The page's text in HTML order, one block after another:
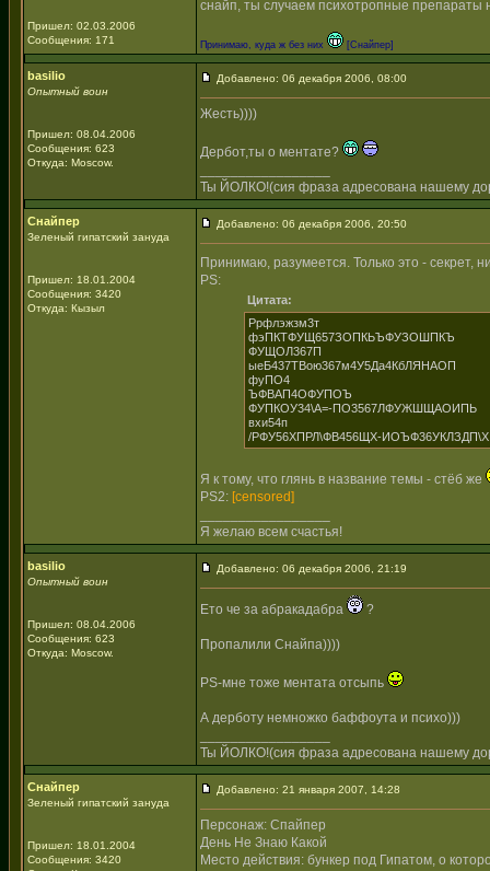
Пришел: 02.03.2006
Сообщения: 171
снайп, ты случаем психотропные препараты
Принимаю, куда ж без них [Снайпер]
basilio
Опытный воин
Пришел: 08.04.2006
Сообщения: 623
Откуда: Moscow.
Добавлено: 06 декабря 2006, 08:00
Жесть))))
Дербот,ты о ментате?
Ты ЙОЛКО!(сия фраза адресована нашему
Снайпер
Зеленый гипатский зануда
Пришел: 18.01.2004
Сообщения: 3420
Откуда: Кызыл
Добавлено: 06 декабря 2006, 20:50
Принимаю, разумеется. Только это - секрет,
PS:
Цитата:
Ррфлэжзм3т
фэПКТФУЩ657ЗОПКЬЪФУЗОШПКЪ
ФУЩОЛ367П
ыеБ437ТВою367м4У5Да4КбЛЯНАОП
фуПО4
ЪФВАП4ОФУПОЪ
ФУПКОУ34\А=-ПО3567ЛФУЖШЩАОИПЬ
вхи54п
/РФУ56ХПРЛ\ФВ456ЩХ-ИОЪФ36УКЛЗДП\Х
Я к тому, что глянь в название темы - стёб же
PS2: [censored]
Я желаю всем счастья!
basilio
Опытный воин
Пришел: 08.04.2006
Сообщения: 623
Откуда: Moscow.
Добавлено: 06 декабря 2006, 21:19
Ето че за абракадабра ?
Пропалили Снайпа))))
PS-мне тоже ментата отсыпь
А дерботу немножко баффоута и психо)))
Ты ЙОЛКО!(сия фраза адресована нашему
Снайпер
Зеленый гипатский зануда
Пришел: 18.01.2004
Сообщения: 3420
Добавлено: 21 января 2007, 14:28
Персонаж: Спайпер
День Не Знаю Какой
Место действия: бункер под Гипатом, о